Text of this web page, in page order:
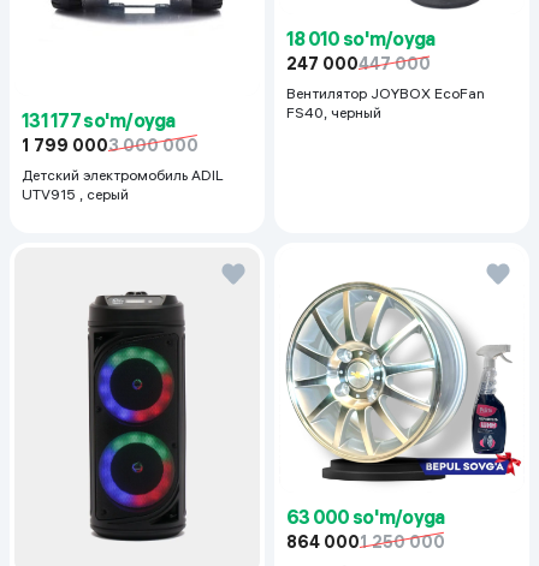
131 177 so'm/oyga
1 799 0003 000 000
Детский электромобиль ADIL
UTV915 , серый
18 010 so'm/oyga
247 000447 000
Вентилятор JOYBOX EcoFan
FS40, черный
63 000 so'm/oyga
864 0001 250 000